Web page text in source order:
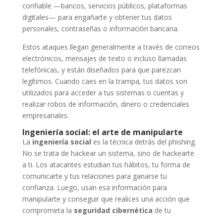
confiable —bancos, servicios públicos, plataformas
digitales— para engañarte y obtener tus datos
personales, contraseñas o información bancaria.
Estos ataques llegan generalmente a través de correos
electrónicos, mensajes de texto o incluso llamadas
telefónicas, y están diseñados para que parezcan
legítimos. Cuando caes en la trampa, tus datos son
utilizados para acceder a tus sistemas o cuentas y
realizar robos de información, dinero o credenciales
empresariales.
Ingeniería social: el arte de manipularte
La ingeniería social es la técnica detrás del phishing.
No se trata de hackear un sistema, sino de hackearte
a ti. Los atacantes estudian tus hábitos, tu forma de
comunicarte y tus relaciones para ganarse tu
confianza. Luego, usan esa información para
manipularte y conseguir que realices una acción que
comprometa la seguridad cibernética de tu